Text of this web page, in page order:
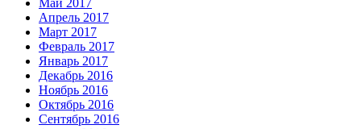
Май 2017
Апрель 2017
Март 2017
Февраль 2017
Январь 2017
Декабрь 2016
Ноябрь 2016
Октябрь 2016
Сентябрь 2016